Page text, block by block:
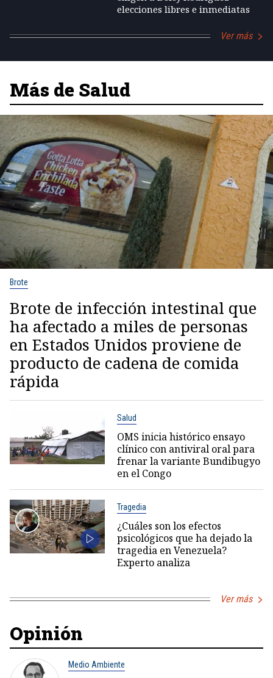
elecciones libres e inmediatas
Ver más
Más de Salud
Brote
Brote de infección intestinal que
ha afectado a miles de personas
en Estados Unidos proviene de
producto de cadena de comida
rápida
Salud
OMS inicia histórico ensayo
clínico con antiviral oral para
frenar la variante Bundibugyo
en el Congo
Tragedia
¿Cuáles son los efectos
psicológicos que ha dejado la
tragedia en Venezuela?
Experto analiza
Ver más
Opinión
Medio Ambiente